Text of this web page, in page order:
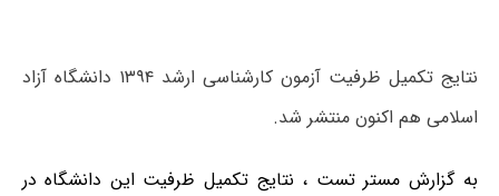
نتایج تکمیل ظرفیت آزمون کارشناسی ارشد ۱۳۹۴ دانشگاه آزاد
اسلامی هم اکنون منتشر شد.
به گزارش مستر تست ، نتایج تکمیل ظرفیت این دانشگاه در